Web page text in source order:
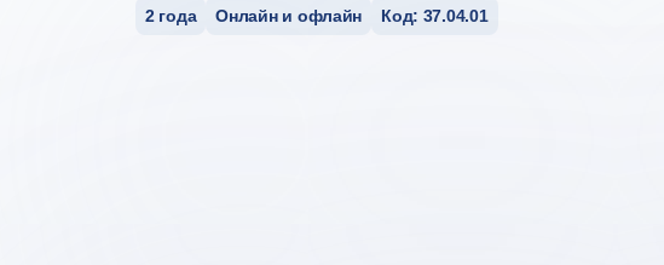
2 года Онлайн и офлайн Код: 37.04.01